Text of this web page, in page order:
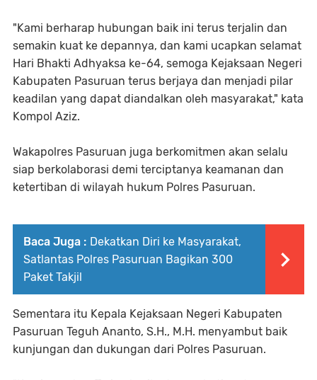
"Kami berharap hubungan baik ini terus terjalin dan
semakin kuat ke depannya, dan kami ucapkan selamat
Hari Bhakti Adhyaksa ke-64, semoga Kejaksaan Negeri
Kabupaten Pasuruan terus berjaya dan menjadi pilar
keadilan yang dapat diandalkan oleh masyarakat," kata
Kompol Aziz.
Wakapolres Pasuruan juga berkomitmen akan selalu
siap berkolaborasi demi terciptanya keamanan dan
ketertiban di wilayah hukum Polres Pasuruan.
Baca Juga : Dekatkan Diri ke Masyarakat,
Satlantas Polres Pasuruan Bagikan 300
Paket Takjil
Sementara itu Kepala Kejaksaan Negeri Kabupaten
Pasuruan Teguh Ananto, S.H., M.H. menyambut baik
kunjungan dan dukungan dari Polres Pasuruan.